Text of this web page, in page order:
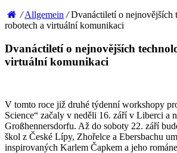
/ Allgemein / Dvanáctiletí o nejnovějších
robotech a virtuální komunikaci
Dvanáctiletí o nejnovějších
virtuální komunikaci
V tomto roce již druhé týdenní workshopy
Science“ začaly v neděli 16. září v Liberci a
Großhennersdorfu. Až do soboty 22. září
škol z České Lípy, Zhořelce a Ebersbachu
inspirovaných Karlem Čapkem a jeho